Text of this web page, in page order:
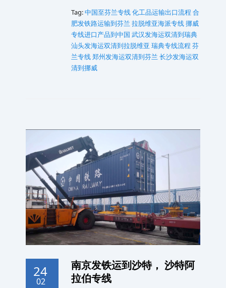
Tag:中国至芬兰专线化工品运输出口流程 合
肥发铁路运输到芬兰 拉脱维亚海派专线挪威
专线进口产品到中国 武汉发海运双清到瑞典
汕头发海运双清到拉脱维亚 瑞典专线流程 芬
兰专线郑州发海运双清到芬兰 长沙发海运双
清到挪威
24
02
南京发铁运到沙特， 沙特阿
拉伯专线